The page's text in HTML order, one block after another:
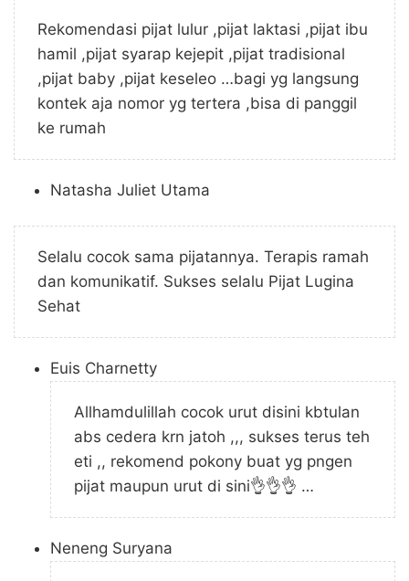
Rekomendasi pijat lulur ,pijat laktasi ,pijat ibu
hamil ,pijat syarap kejepit ,pijat tradisional
,pijat baby ,pijat keseleo …bagi yg langsung
kontek aja nomor yg tertera ,bisa di panggil
ke rumah
Natasha Juliet Utama
Selalu cocok sama pijatannya. Terapis ramah
dan komunikatif. Sukses selalu Pijat Lugina
Sehat
Euis Charnetty
Allhamdulillah cocok urut disini kbtulan
abs cedera krn jatoh ,,, sukses terus teh
eti ,, rekomend pokony buat yg pngen
pijat maupun urut di sini👌👌👌 …
Neneng Suryana